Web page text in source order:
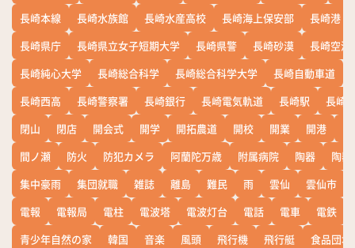
長崎本線
長崎水族館 長崎水産高校 長崎海上保安部
長崎港
長崎県庁
長崎県立女子短期大学 長崎県警 長崎砂漠
長崎空港
長崎純心大学
長崎総合科学 長崎総合科学大学 長崎自動車道
長崎西高
長崎警察署 長崎銀行 長崎電気軌道 長崎駅
長崎
閉山
閉店 開会式 開学 開拓農道 開校 開業 開港
間ノ瀬
防火 防犯カメラ 阿蘭陀万歳 附属病院 陶器
陶器
集中豪雨
集団就職 雑誌 離島 難民 雨 雲仙 雲仙市
電報
電報局 電柱 電波塔 電波灯台 電話 電車 電鉄
青少年自然の家
韓国 音楽 風頭 飛行機 飛行艇
食品団地